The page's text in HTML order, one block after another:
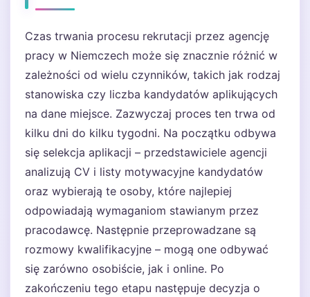
Czas trwania procesu rekrutacji przez agencję
pracy w Niemczech może się znacznie różnić w
zależności od wielu czynników, takich jak rodzaj
stanowiska czy liczba kandydatów aplikujących
na dane miejsce. Zazwyczaj proces ten trwa od
kilku dni do kilku tygodni. Na początku odbywa
się selekcja aplikacji – przedstawiciele agencji
analizują CV i listy motywacyjne kandydatów
oraz wybierają te osoby, które najlepiej
odpowiadają wymaganiom stawianym przez
pracodawcę. Następnie przeprowadzane są
rozmowy kwalifikacyjne – mogą one odbywać
się zarówno osobiście, jak i online. Po
zakończeniu tego etapu następuje decyzja o